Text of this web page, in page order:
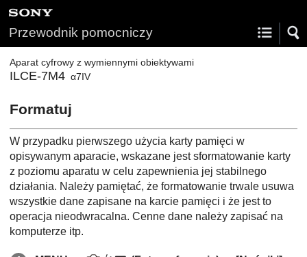
Przewodnik pomocniczy
Aparat cyfrowy z wymiennymi obiektywami
ILCE-7M4 α7IV
Formatuj
W przypadku pierwszego użycia karty pamięci w
opisywanym aparacie, wskazane jest sformatowanie karty
z poziomu aparatu w celu zapewnienia jej stabilnego
działania. Należy pamiętać, że formatowanie trwale usuwa
wszystkie dane zapisane na karcie pamięci i że jest to
operacja nieodwracalna. Cenne dane należy zapisać na
komputerze itp.